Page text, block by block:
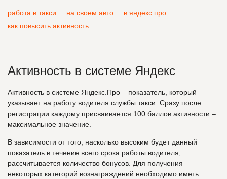
работа в такси на своем авто
в яндекс.про
как повысить активность
Активность в системе Яндекс
Активность в системе Яндекс.Про – показатель, который
указывает на работу водителя службы такси. Сразу после
регистрации каждому присваивается 100 баллов активности –
максимальное значение.
В зависимости от того, насколько высоким будет данный
показатель в течение всего срока работы водителя,
рассчитывается количество бонусов. Для получения
некоторых категорий вознаграждений необходимо иметь